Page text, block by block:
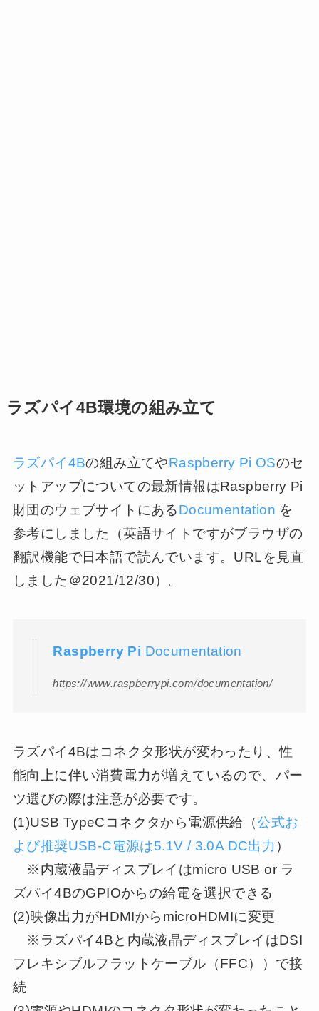
ラズパイ4B環境の組み立て
ラズパイ4Bの組み立てやRaspberry Pi OSのセ
ットアップについての最新情報はRaspberry Pi
財団のウェブサイトにあるDocumentation を
参考にしました（英語サイトですがブラウザの
翻訳機能で日本語で読んでいます。URLを見直
しました＠2021/12/30）。
Raspberry Pi Documentation
https://www.raspberrypi.com/documentation/
ラズパイ4Bはコネクタ形状が変わったり、性
能向上に伴い消費電力が増えているので、パー
ツ選びの際は注意が必要です。
(1)USB TypeCコネクタから電源供給（公式お
よび推奨USB-C電源は5.1V / 3.0A DC出力 ）
※内蔵液晶ディスプレイはmicro USB or ラ
ズパイ4BのGPIOからの給電を選択できる
(2)映像出力がHDMIからmicroHDMIに変更
※ラズパイ4Bと内蔵液晶ディスプレイはDSI
フレキシブルフラットケーブル（FFC））で接
続